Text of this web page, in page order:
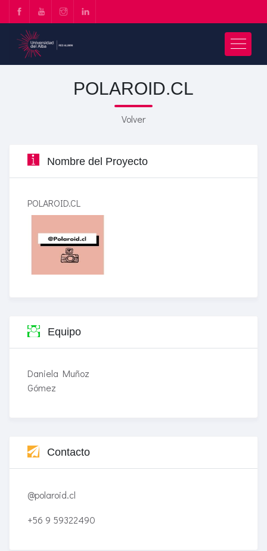
POLAROID.CL
Volver
Nombre del Proyecto
POLAROID.CL
Equipo
Daniela Muñoz
Gómez
Contacto
@polaroid.cl
+56 9 59322490